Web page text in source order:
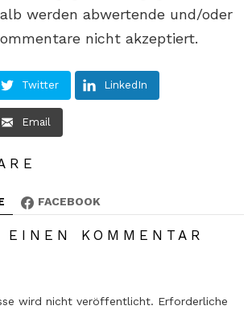
werden abwertende und/oder
nicht akzeptiert.
Twitter LinkedIn
Email
FACEBOOK
EINEN KOMMENTAR
wird nicht veröffentlicht. Erforderliche